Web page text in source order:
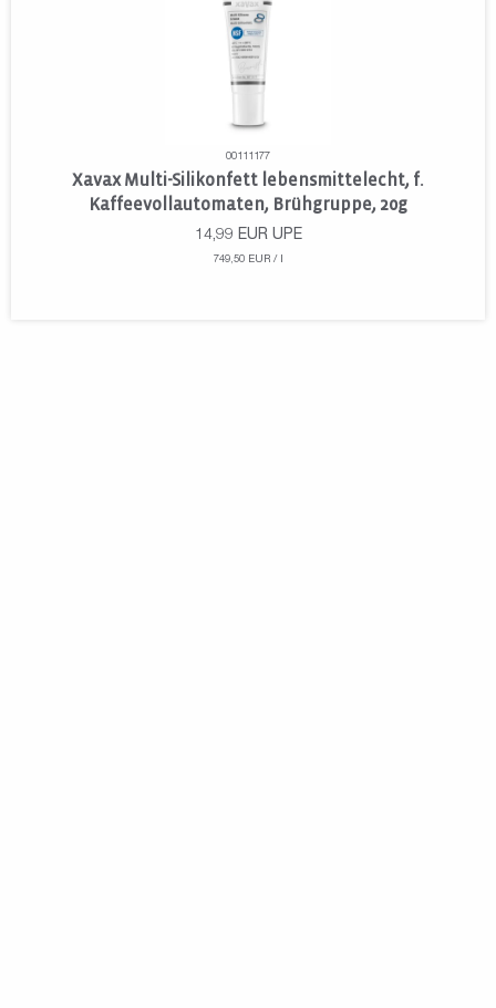
00111177
Xavax Multi-Silikonfett lebensmittelecht, f.
Kaffeevollautomaten, Brühgruppe, 20g
14,99 EUR UPE
749,50 EUR / l